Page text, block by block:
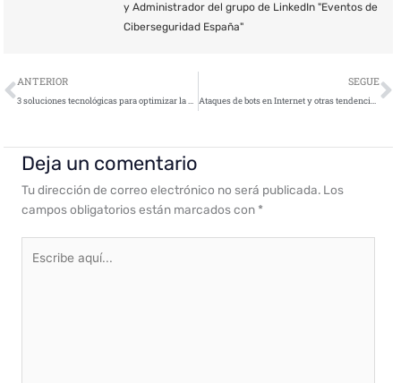
y Administrador del grupo de LinkedIn "Eventos de
Ciberseguridad España"
Ant
ANTERIOR
3 soluciones tecnológicas para optimizar la seguridad de los pagos digitales
SEGUE
Ataques de bots en Internet y otras tendencias de ciberseguridad para 2019
Deja un comentario
Tu dirección de correo electrónico no será publicada. Los
campos obligatorios están marcados con *
aquí...